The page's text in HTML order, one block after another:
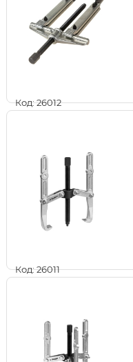
Код: 26012
Код: 26011